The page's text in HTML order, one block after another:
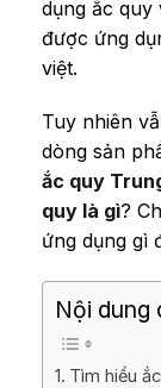
dụng ắc quy
được ứng
việt.
Tuy nhiên
dòng sản
ắc quy
quy là gì?
ứng dụng gì
Nội dung
Tìm hiểu